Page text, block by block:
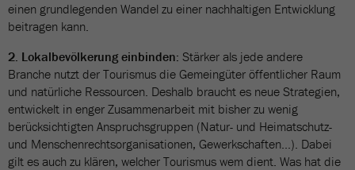
einen grundlegenden Wandel zu einer nachhaltigen Entwicklung
beitragen kann.
2. Lokalbevölkerung einbinden: Stärker als jede andere
Branche nutzt der Tourismus die Gemeingüter öffentlicher Raum
und natürliche Ressourcen. Deshalb braucht es neue Strategien,
entwickelt in enger Zusammenarbeit mit bisher zu wenig
berücksichtigten Anspruchsgruppen (Natur- und Heimatschutz-
und Menschenrechtsorganisationen, Gewerkschaften...). Dabei
gilt es auch zu klären, welcher Tourismus wem dient. Was hat die